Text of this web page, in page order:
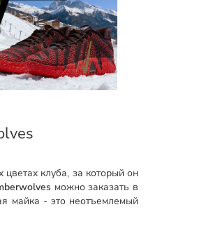
клуба, за который он
можно заказать в
майка - это неотъемлемый